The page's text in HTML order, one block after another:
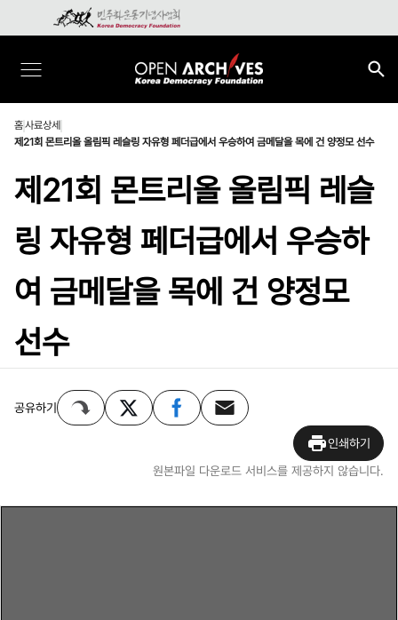
홈사료상세
제21회 몬트리올 올림픽 레슬링 자유형 페더급에서 우승하여 금메달을 목에 건 양정모 선수
제21회 몬트리올 올림픽 레슬
링 자유형 페더급에서 우승하
여 금메달을 목에 건 양정모
선수
공유하기
인쇄하기
원본파일 다운로드 서비스를 제공하지 않습니다.